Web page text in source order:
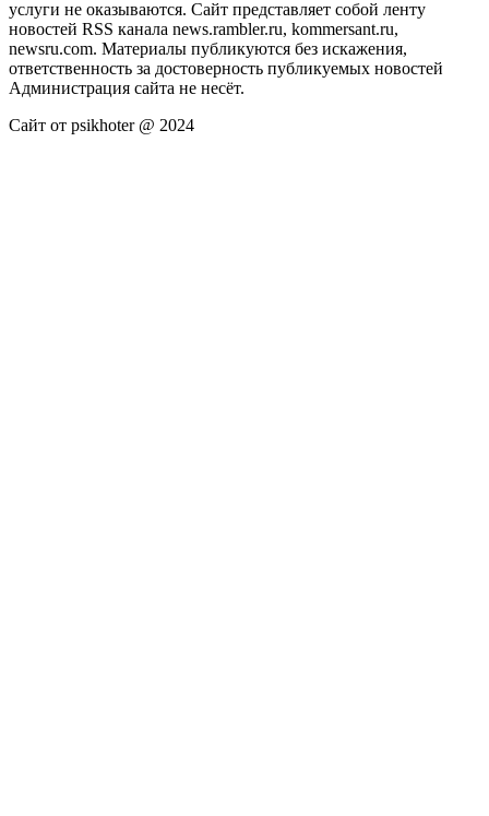
услуги не оказываются. Сайт представляет собой ленту
новостей RSS канала news.rambler.ru, kommersant.ru,
newsru.com. Материалы публикуются без искажения,
ответственность за достоверность публикуемых новостей
Администрация сайта не несёт.
Сайт от psikhoter @ 2024